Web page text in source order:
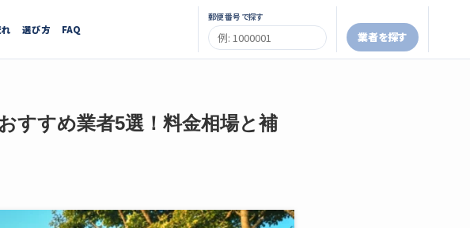
選び方 FAQ
郵便番号で探す
業者を探す
すすめ業者5選！料金相場と補